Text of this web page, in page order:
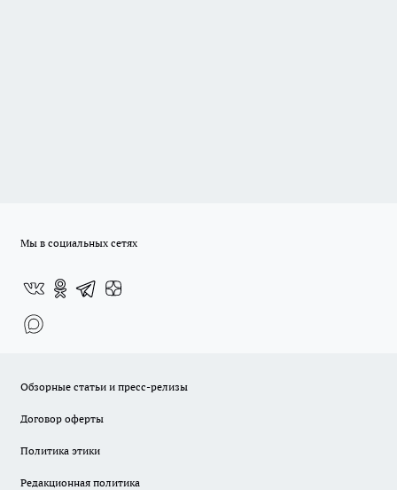
Мы в социальных сетях
Обзорные статьи и пресс-релизы
Договор оферты
Политика этики
Редакционная политика